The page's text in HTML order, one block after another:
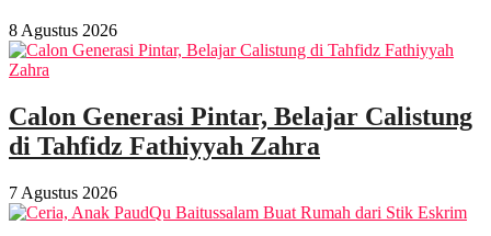
8 Agustus 2026
Calon Generasi Pintar, Belajar Calistung
di Tahfidz Fathiyyah Zahra
7 Agustus 2026